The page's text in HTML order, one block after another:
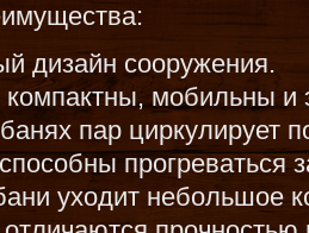
дизайн сооружения.
компактны, мобильны и
пар циркулирует
прогреваться
уходит небольшое